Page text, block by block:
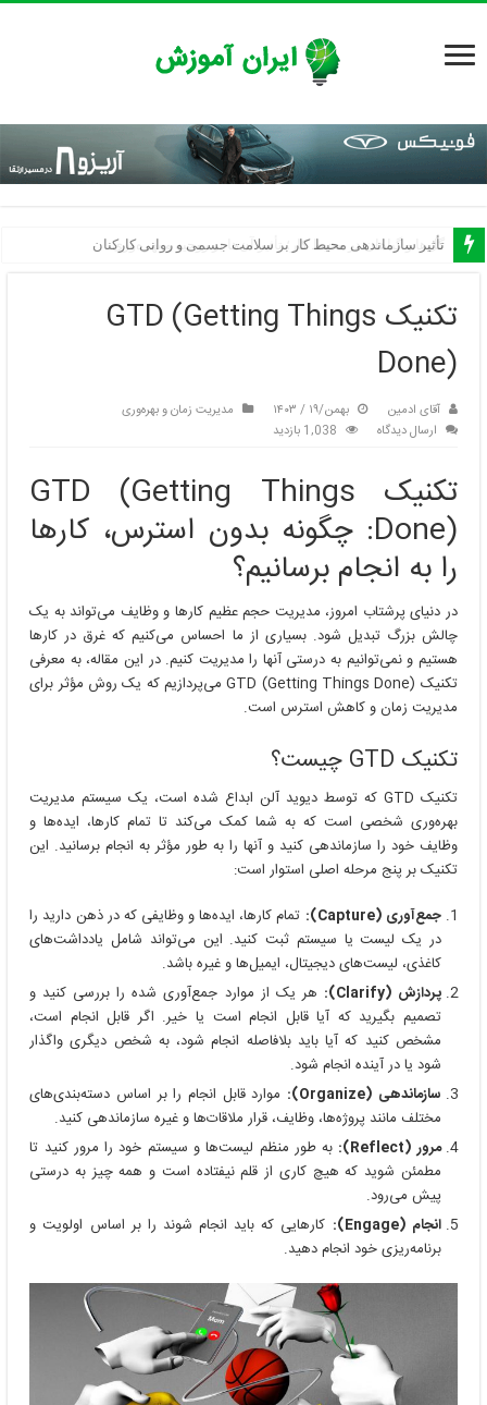
تأثیر سازماندهی محیط کار بر سلامت جسمی و روانی کارکنان
گل‌ها و گیاهان در محیط کار؛ تأثیر آن‌ها بر روحیه و بهره‌وری
تکنیک GTD (Getting Things
Done)
آقای ادمین بهمن/۱۹ / ۱۴۰۳
مدیریت زمان و بهره‌وری
ارسال دیدگاه
1,038 بازدید
تکنیک GTD (Getting Things
Done): چگونه بدون استرس، کارها
را به انجام برسانیم؟
در دنیای پرشتاب امروز، مدیریت حجم عظیم کارها و وظایف می‌تواند به یک
چالش بزرگ تبدیل شود. بسیاری از ما احساس می‌کنیم که غرق در کارها
هستیم و نمی‌توانیم به درستی آنها را مدیریت کنیم. در این مقاله، به معرفی
تکنیک GTD (Getting Things Done) می‌پردازیم که یک روش مؤثر برای
مدیریت زمان و کاهش استرس است.
تکنیک GTD چیست؟
تکنیک GTD که توسط دیوید آلن ابداع شده است، یک سیستم مدیریت
بهره‌وری شخصی است که به شما کمک می‌کند تا تمام کارها، ایده‌ها و
وظایف خود را سازماندهی کنید و آنها را به طور مؤثر به انجام برسانید. این
تکنیک بر پنج مرحله اصلی استوار است:
جمع‌آوری (Capture):
تمام کارها، ایده‌ها و وظایفی که در ذهن دارید را
در یک لیست یا سیستم ثبت کنید. این می‌تواند شامل یادداشت‌های
کاغذی، لیست‌های دیجیتال، ایمیل‌ها و غیره باشد.
پردازش (Clarify):
هر یک از موارد جمع‌آوری شده را بررسی کنید و
تصمیم بگیرید که آیا قابل انجام است یا خیر. اگر قابل انجام است،
مشخص کنید که آیا باید بلافاصله انجام شود، به شخص دیگری واگذار
شود یا در آینده انجام شود.
سازماندهی (Organize):
موارد قابل انجام را بر اساس دسته‌بندی‌های
مختلف مانند پروژه‌ها، وظایف، قرار ملاقات‌ها و غیره سازماندهی کنید.
مرور (Reflect):
به طور منظم لیست‌ها و سیستم خود را مرور کنید تا
مطمئن شوید که هیچ کاری از قلم نیفتاده است و همه چیز به درستی
پیش می‌رود.
انجام (Engage):
کارهایی که باید انجام شوند را بر اساس اولویت و
برنامه‌ریزی خود انجام دهید.